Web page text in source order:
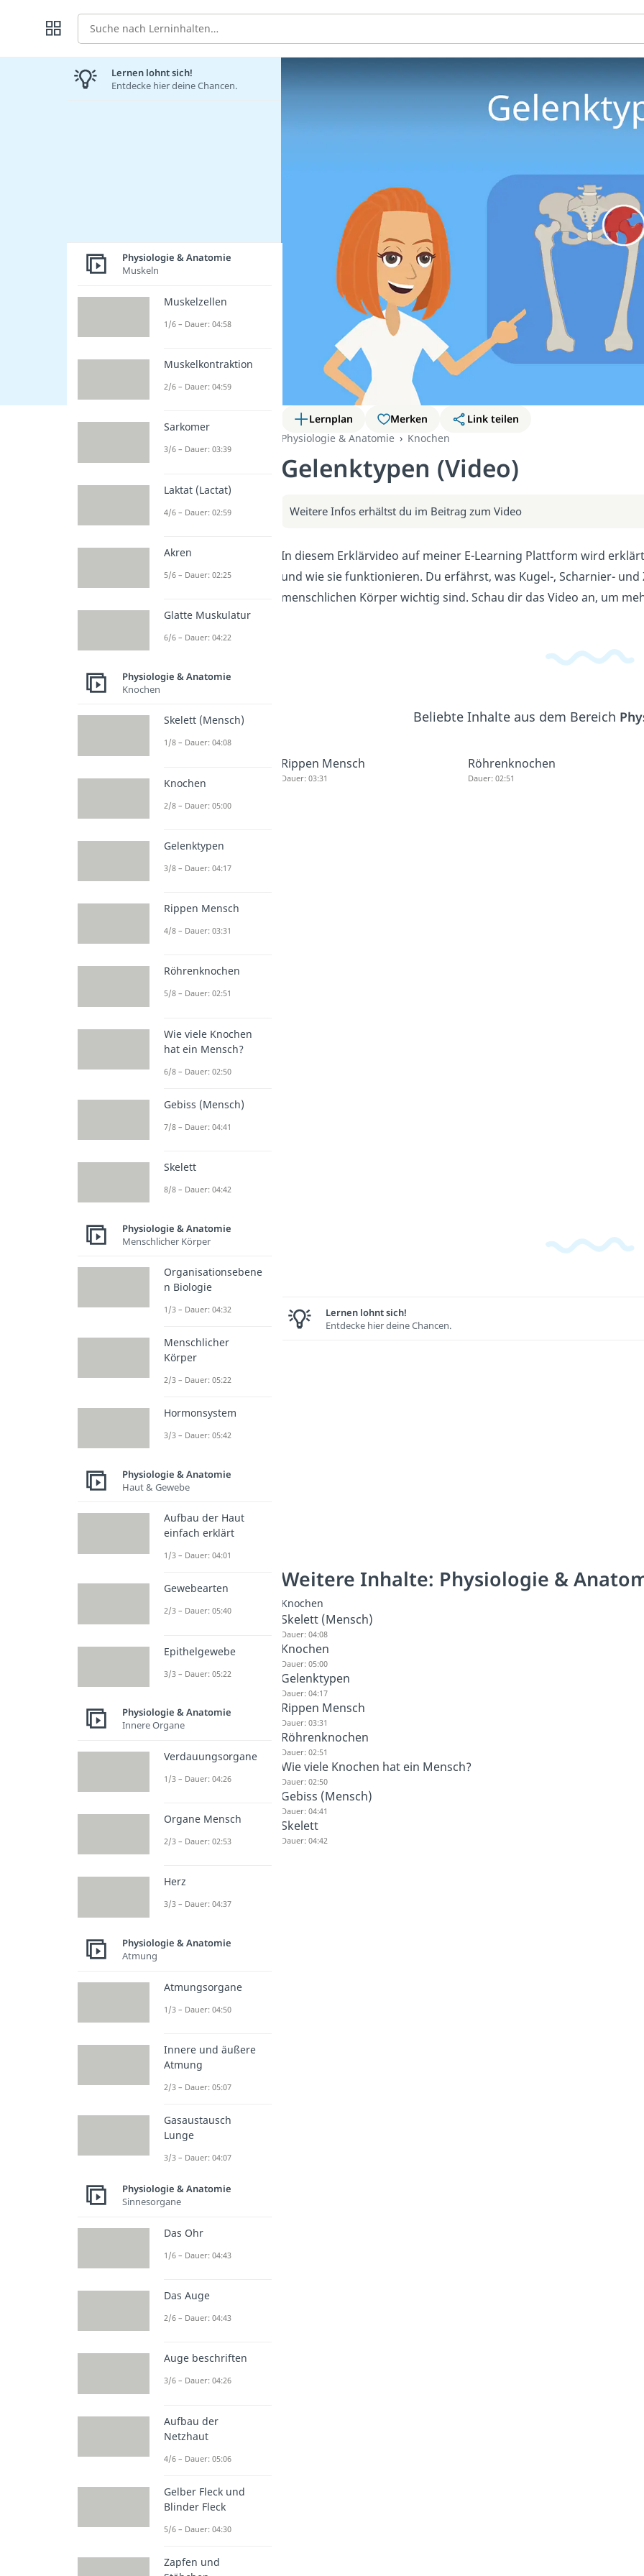
Suche
Lernplan Merken
Link teilen
Physiologie & Anatomie
Knochen
Gelenktypen (Video)
Weitere Infos erhältst du im Beitrag zum Video
In diesem Erklärvideo auf meiner E-Learning Plattform wird
und wie sie funktionieren. Du erfährst, was Kugel-, Scharnier-
menschlichen Körper wichtig sind. Schau dir das Video an, um
Beliebte Inhalte aus dem Bereich
Rippen Mensch
Dauer: 03:31
Röhrenknochen
Dauer: 02:51
Lernen lohnt sich!
Entdecke hier deine Chancen.
Weitere Inhalte: Physiologie &
Knochen
Skelett (Mensch)
Dauer: 04:08
Knochen
Dauer: 05:00
Gelenktypen
Dauer: 04:17
Rippen Mensch
Dauer: 03:31
Röhrenknochen
Dauer: 02:51
Wie viele Knochen hat ein Mensch?
Dauer: 02:50
Gebiss (Mensch)
Dauer: 04:41
Skelett
Dauer: 04:42
Lernen lohnt sich!
Entdecke hier deine Chancen.
Physiologie & Anatomie
Muskeln
Muskelzellen
1/6 – Dauer: 04:58
Muskelkontraktion
2/6 – Dauer: 04:59
Sarkomer
3/6 – Dauer: 03:39
Laktat (Lactat)
4/6 – Dauer: 02:59
Akren
5/6 – Dauer: 02:25
Glatte Muskulatur
6/6 – Dauer: 04:22
Physiologie & Anatomie
Knochen
Skelett (Mensch)
1/8 – Dauer: 04:08
Knochen
2/8 – Dauer: 05:00
Gelenktypen
3/8 – Dauer: 04:17
Rippen Mensch
4/8 – Dauer: 03:31
Röhrenknochen
5/8 – Dauer: 02:51
Wie viele Knochen
hat ein Mensch?
6/8 – Dauer: 02:50
Gebiss (Mensch)
7/8 – Dauer: 04:41
Skelett
8/8 – Dauer: 04:42
Physiologie & Anatomie
Menschlicher Körper
Organisationsebene
n Biologie
1/3 – Dauer: 04:32
Menschlicher
Körper
2/3 – Dauer: 05:22
Hormonsystem
3/3 – Dauer: 05:42
Physiologie & Anatomie
Haut & Gewebe
Aufbau der Haut
einfach erklärt
1/3 – Dauer: 04:01
Gewebearten
2/3 – Dauer: 05:40
Epithelgewebe
3/3 – Dauer: 05:22
Physiologie & Anatomie
Innere Organe
Verdauungsorgane
1/3 – Dauer: 04:26
Organe Mensch
2/3 – Dauer: 02:53
Herz
3/3 – Dauer: 04:37
Physiologie & Anatomie
Atmung
Atmungsorgane
1/3 – Dauer: 04:50
Innere und äußere
Atmung
2/3 – Dauer: 05:07
Gasaustausch
Lunge
3/3 – Dauer: 04:07
Physiologie & Anatomie
Sinnesorgane
Das Ohr
1/6 – Dauer: 04:43
Das Auge
2/6 – Dauer: 04:43
Auge beschriften
3/6 – Dauer: 04:26
Aufbau der
Netzhaut
4/6 – Dauer: 05:06
Gelber Fleck und
Blinder Fleck
5/6 – Dauer: 04:30
Zapfen und